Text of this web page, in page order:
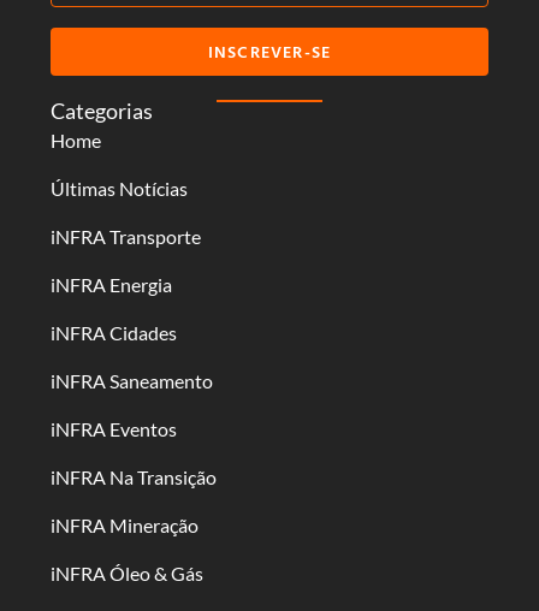
Categorias
Home
Últimas Notícias
iNFRA Transporte
iNFRA Energia
iNFRA Cidades
iNFRA Saneamento
iNFRA Eventos
iNFRA Na Transição
iNFRA Mineração
iNFRA Óleo & Gás
INSCREVER-SE